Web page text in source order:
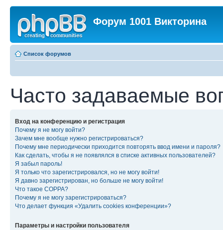
Форум 1001 Викторина
Список форумов
Часто задаваемые
Вход на конференцию и регистрация
Почему я не могу войти?
Зачем мне вообще нужно регистрироваться?
Почему мне периодически приходится повторять ввод имени и пароля?
Как сделать, чтобы я не появлялся в списке активных пользователей?
Я забыл пароль!
Я только что зарегистрировался, но не могу войти!
Я давно зарегистрирован, но больше не могу войти!
Что такое COPPA?
Почему я не могу зарегистрироваться?
Что делает функция «Удалить cookies конференции»?
Параметры и настройки пользователя